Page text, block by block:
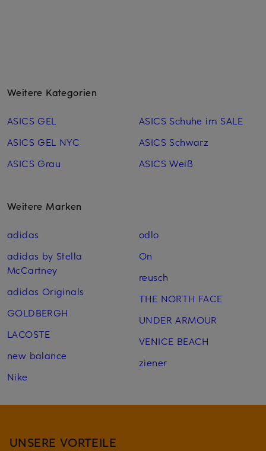
Weitere Kategorien
ASICS GEL
ASICS GEL NYC
ASICS Grau
ASICS Schuhe im SALE
ASICS Schwarz
ASICS Weiß
Weitere Marken
adidas
adidas by Stella
McCartney
adidas Originals
GOLDBERGH
LACOSTE
new balance
Nike
odlo
On
reusch
THE NORTH FACE
UNDER ARMOUR
VENICE BEACH
ziener
UNSERE VORTEILE